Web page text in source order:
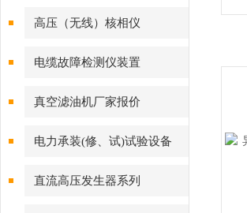
高压（无线）核相仪
电缆故障检测仪装置
真空滤油机厂家报价
电力承装(修、试)试验设备
直流高压发生器系列